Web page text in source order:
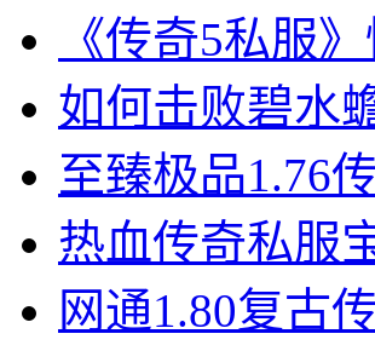
《传奇5私服
如何击败碧水
至臻极品1.76
热血传奇私服
网通1.80复古